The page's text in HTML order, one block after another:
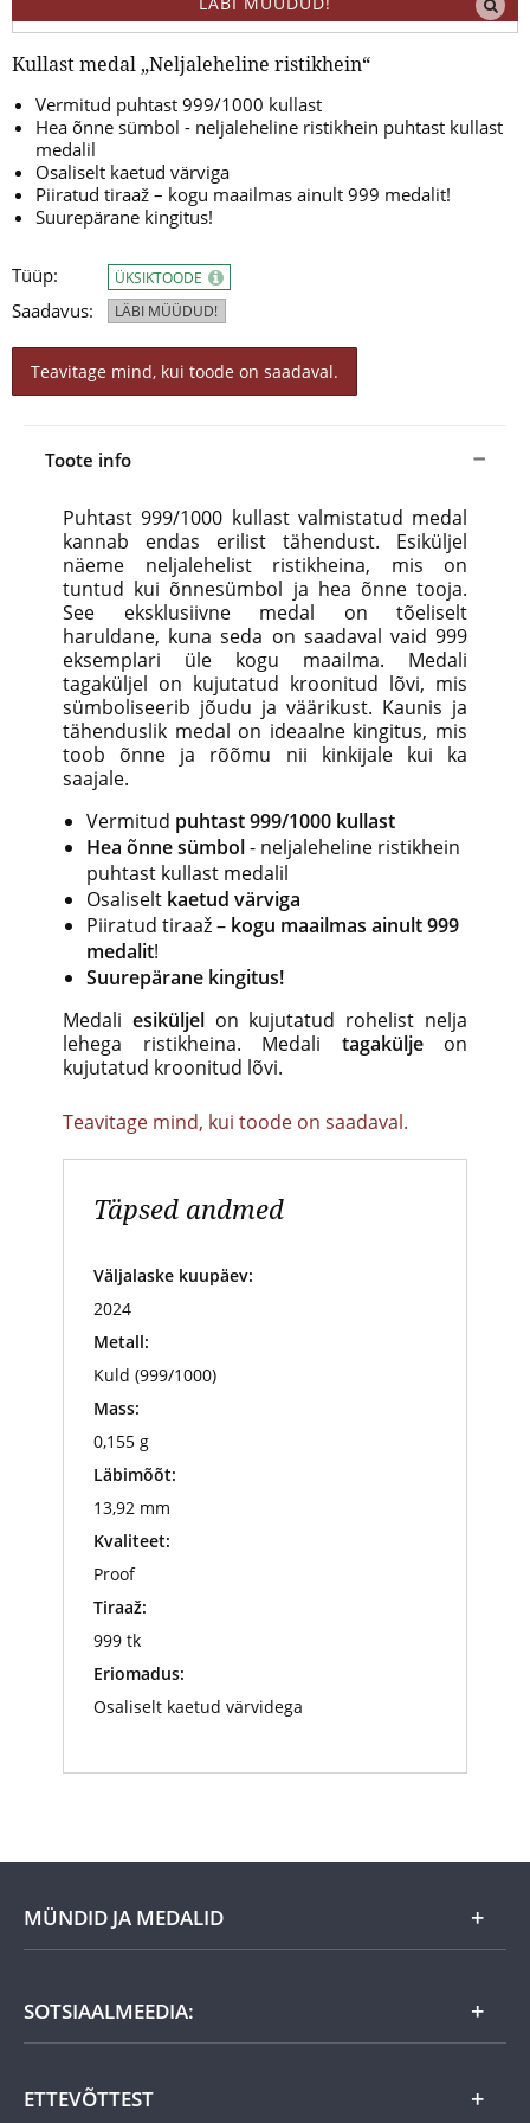
Kullast medal „Neljaleheline ristikhein“
Vermitud puhtast 999/1000 kullast
Hea õnne sümbol - neljaleheline ristikhein puhtast kullast
medalil
Osaliselt kaetud värviga
Piiratud tiraaž – kogu maailmas ainult 999 medalit!
Suurepärane kingitus!
Tüüp:
Saadavus:
ÜKSIKTOODE
LÄBI MÜÜDUD!
Teavitage mind, kui toode on saadaval.
Toote info
Puhtast 999/1000 kullast valmistatud medal
kannab endas erilist tähendust. Esiküljel
näeme neljalehelist ristikheina, mis on
tuntud kui õnnesümbol ja hea õnne tooja.
See eksklusiivne medal on tõeliselt
haruldane, kuna seda on saadaval vaid 999
eksemplari üle kogu maailma. Medali
tagaküljel on kujutatud kroonitud lõvi, mis
sümboliseerib jõudu ja väärikust. Kaunis ja
tähenduslik medal on ideaalne kingitus, mis
toob õnne ja rõõmu nii kinkijale kui ka
saajale.
Vermitud puhtast 999/1000 kullast
Hea õnne sümbol- neljaleheline ristikhein
puhtast kullast medalil
Osaliselt kaetud värviga
Piiratud tiraaž – kogu maailmas ainult 999
medalit!
Suurepärane kingitus!
Medali esiküljelon kujutatud rohelist nelja
lehega ristikheina. Medali tagaküljeon
kujutatud kroonitud lõvi.
Teavitage mind, kui toode on saadaval.
Täpsed andmed
Väljalaske kuupäev:
2024
Metall:
Kuld (999/1000)
Mass:
0,155 g
Läbimõõt:
13,92 mm
Kvaliteet:
Proof
Tiraaž:
999 tk
Eriomadus:
Osaliselt kaetud värvidega
MÜNDID JA MEDALID
Kingiideed
Eesti tooted
SOTSIAALMEEDIA:
ETTEVÕTTEST